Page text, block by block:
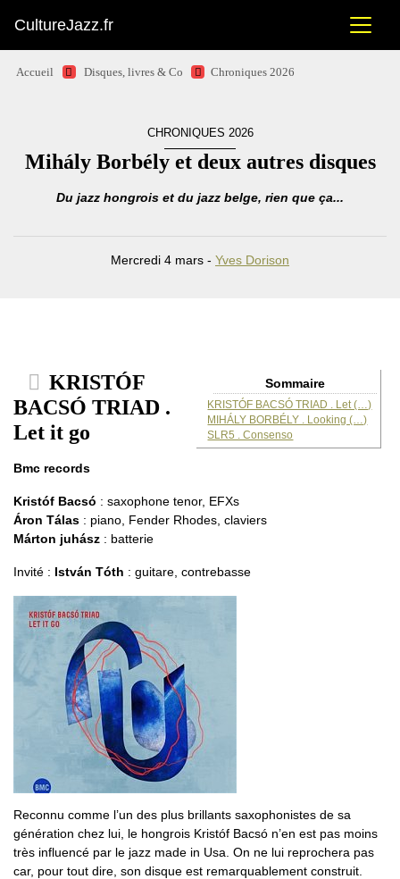
CultureJazz.fr
Accueil Disques, livres & Co Chroniques 2026
CHRONIQUES 2026
Mihály Borbély et deux autres disques
Du jazz hongrois et du jazz belge, rien que ça...
Mercredi 4 mars - Yves Dorison
Sommaire
KRISTÓF BACSÓ TRIAD . Let (…)
MIHÁLY BORBÉLY . Looking (…)
SLR5 . Consenso
KRISTÓF
BACSÓ TRIAD .
Let it go
Bmc records
Kristóf Bacsó : saxophone tenor, EFXs
Áron Tálas : piano, Fender Rhodes, claviers
Márton juhász : batterie
Invité : István Tóth : guitare, contrebasse
Reconnu comme l’un des plus brillants saxophonistes de sa
génération chez lui, le hongrois Kristóf Bacsó n’en est pas moins
très influencé par le jazz made in Usa. On ne lui reprochera pas
car, pour tout dire, son disque est remarquablement construit.